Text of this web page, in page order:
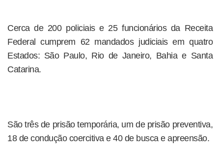
Cerca de 200 policiais e 25 funcionários da Receita
Federal cumprem 62 mandados judiciais em quatro
Estados: São Paulo, Rio de Janeiro, Bahia e Santa
Catarina.
São três de prisão temporária, um de prisão preventiva,
18 de condução coercitiva e 40 de busca e apreensão.